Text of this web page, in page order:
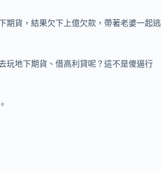
期貨，結果欠下上億欠款，帶著老婆一起逃
玩地下期貨、借高利貸呢？這不是傻逼行